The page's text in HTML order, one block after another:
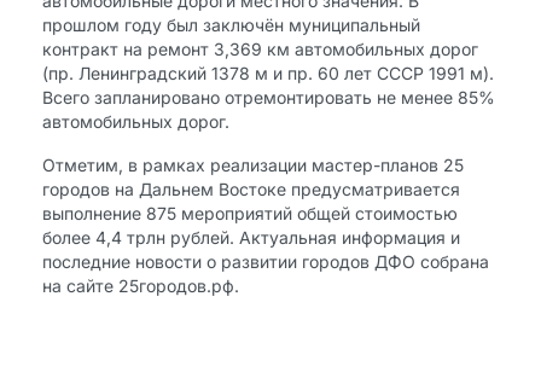
прошлом году был заключён муниципальный
контракт на ремонт 3,369 км автомобильных дорог
(пр. Ленинградский 1378 м и пр. 60 лет СССР 1991 м).
Всего запланировано отремонтировать не менее 85%
автомобильных дорог.
Отметим, в рамках реализации мастер-планов 25
городов на Дальнем Востоке предусматривается
выполнение 875 мероприятий общей стоимостью
более 4,4 трлн рублей. Актуальная информация и
последние новости о развитии городов ДФО собрана
на сайте 25городов.рф.